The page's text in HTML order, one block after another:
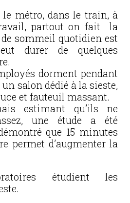
le métro, dans le train, à
partout on fait la
sommeil quotidien est
durer de quelques
dorment pendant
salon dédié à la sieste,
et fauteuil massant.
estimant qu’ils ne
une étude a été
que 15 minutes
permet d’augmenter la
étudient les